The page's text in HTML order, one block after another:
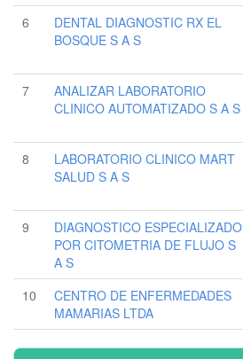
6
DENTAL DIAGNOSTIC RX EL
BOSQUE S A S
7
ANALIZAR LABORATORIO
CLINICO AUTOMATIZADO S A S
8
LABORATORIO CLINICO MART
SALUD S A S
9
DIAGNOSTICO ESPECIALIZADO
POR CITOMETRIA DE FLUJO S
A S
10
CENTRO DE ENFERMEDADES
MAMARIAS LTDA